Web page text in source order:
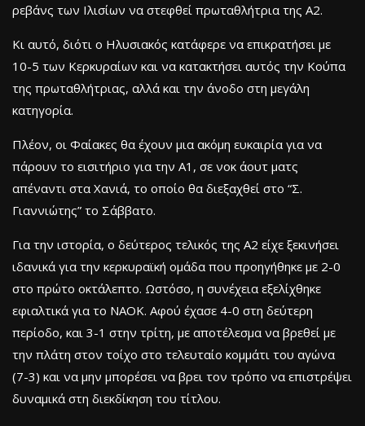
ρεβάνς των Ιλισίων να στεφθεί πρωταθλήτρια της Α2.
Κι αυτό, διότι ο Ηλυσιακός κατάφερε να επικρατήσει με
10-5 των Κερκυραίων και να κατακτήσει αυτός την Κούπα
της πρωταθλήτριας, αλλά και την άνοδο στη μεγάλη
κατηγορία.
Πλέον, οι Φαίακες θα έχουν μια ακόμη ευκαιρία για να
πάρουν το εισιτήριο για την Α1, σε νοκ άουτ ματς
απέναντι στα Χανιά, το οποίο θα διεξαχθεί στο “Σ.
Γιαννιώτης” το Σάββατο.
Για την ιστορία, ο δεύτερος τελικός της Α2 είχε ξεκινήσει
ιδανικά για την κερκυραϊκή ομάδα που προηγήθηκε με 2-0
στο πρώτο οκτάλεπτο. Ωστόσο, η συνέχεια εξελίχθηκε
εφιαλτικά για το ΝΑΟΚ. Αφού έχασε 4-0 στη δεύτερη
περίοδο, και 3-1 στην τρίτη, με αποτέλεσμα να βρεθεί με
την πλάτη στον τοίχο στο τελευταίο κομμάτι του αγώνα
(7-3) και να μην μπορέσει να βρει τον τρόπο να επιστρέψει
δυναμικά στη διεκδίκηση του τίτλου.